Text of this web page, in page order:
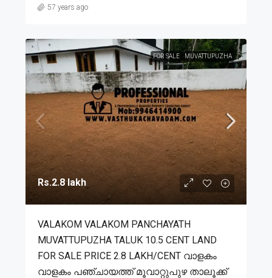
57 years ago
FOR SALE MUVATTUPUZHA
Rs.2.8 lakh
VALAKOM VALAKOM PANCHAYATH
MUVATTUPUZHA TALUK 10.5 CENT LAND
FOR SALE PRICE 2.8 LAKH/CENT വാളകം
വാളകം പഞ്ചായത്ത് മൂവാറ്റുപുഴ താലൂക്ക്